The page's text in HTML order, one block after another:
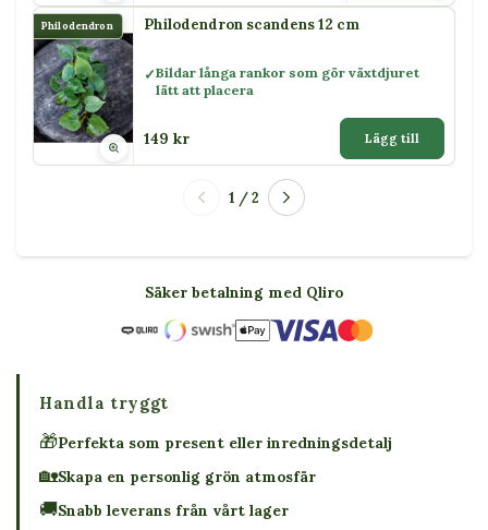
Philodendron Philodendron scandens 12 cm
Bildar långa rankor som gör växtdjuret
lätt att placera
149 kr Lägg till
1 / 2
Säker betalning med Qliro
Handla tryggt
🎁Perfekta som present eller inredningsdetalj
🏡Skapa en personlig grön atmosfär
🚚Snabb leverans från vårt lager